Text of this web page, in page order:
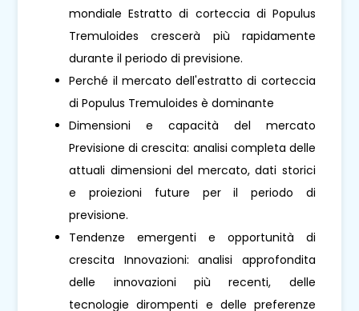
mondiale Estratto di corteccia di Populus
Tremuloides crescerà più rapidamente
durante il periodo di previsione.
Perché il mercato dell'estratto di corteccia
di Populus Tremuloides è dominante
Dimensioni e capacità del mercato
Previsione di crescita: analisi completa delle
attuali dimensioni del mercato, dati storici
e proiezioni future per il periodo di
previsione.
Tendenze emergenti e opportunità di
crescita Innovazioni: analisi approfondita
delle innovazioni più recenti, delle
tecnologie dirompenti e delle preferenze